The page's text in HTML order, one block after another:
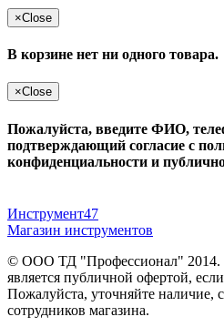
×Close
В корзине нет ни одного товара.
×Close
Пожалуйста, введите ФИО,
подтверждающий согласие с
конфиденциальности и
Инструмент47
Магазин инструментов
© ООО ТД "Профессионал" 2014.
является публичной офертой,
Пожалуйста, уточняйте наличие,
сотрудников магазина.